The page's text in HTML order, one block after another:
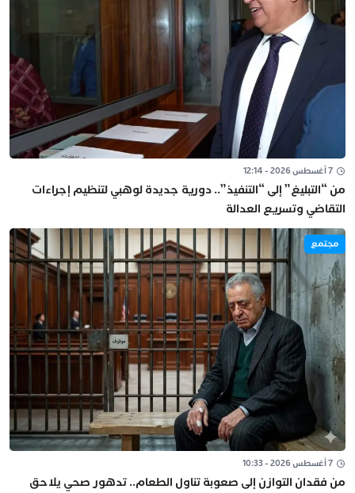
7 أغسطس 2026 - 12:14
من “التبليغ” إلى “التنفيذ”.. دورية جديدة لوهبي لتنظيم إجراءات
التقاضي وتسريع العدالة
مجتمع
7 أغسطس 2026 - 10:33
من فقدان التوازن إلى صعوبة تناول الطعام.. تدهور صحي يلاحق